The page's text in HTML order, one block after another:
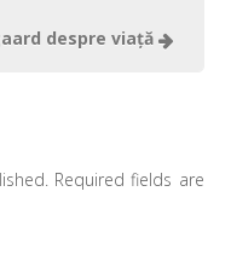
despre viaţă
Required fields are